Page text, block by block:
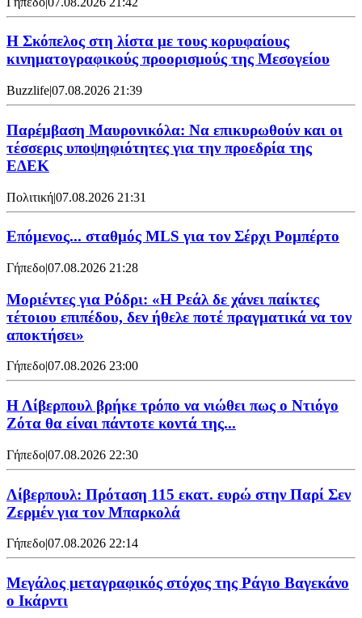
Η Σκόπελος στη λίστα με τους κορυφαίους
κινηματογραφικούς προορισμούς της Μεσογείου
Buzzlife|07.08.2026 21:39
Παρέμβαση Μαυρονικόλα: Να επικυρωθούν και οι
τέσσερις υποψηφιότητες για την προεδρία της
ΕΔΕΚ
Πολιτική|07.08.2026 21:31
Επόμενος... σταθμός MLS για τον Σέρχι Ρομπέρτο
Γήπεδο|07.08.2026 21:28
Μοριέντες για Ρόδρι: «Η Ρεάλ δε χάνει παίκτες
τέτοιου επιπέδου, δεν ήθελε ποτέ πραγματικά να τον
αποκτήσει»
Γήπεδο|07.08.2026 23:00
Η Λίβερπουλ βρήκε τρόπο να νιώθει πως ο Ντιόγο
Ζότα θα είναι πάντοτε κοντά της...
Γήπεδο|07.08.2026 22:30
Λίβερπουλ: Πρόταση 115 εκατ. ευρώ στην Παρί Σεν
Ζερμέν για τον Μπαρκολά
Γήπεδο|07.08.2026 22:14
Μεγάλος μεταγραφικός στόχος της Ράγιο Βαγεκάνο
ο Ικάρντι